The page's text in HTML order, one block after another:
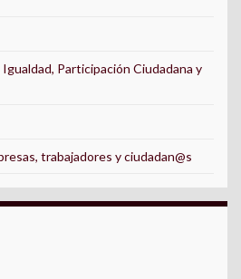
Participación Ciudadana y
trabajadores y ciudadan@s